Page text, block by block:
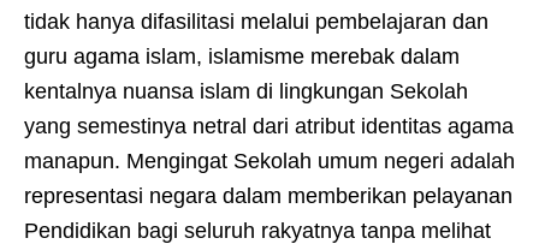
tidak hanya difasilitasi melalui pembelajaran dan
guru agama islam, islamisme merebak dalam
kentalnya nuansa islam di lingkungan Sekolah
yang semestinya netral dari atribut identitas agama
manapun. Mengingat Sekolah umum negeri adalah
representasi negara dalam memberikan pelayanan
Pendidikan bagi seluruh rakyatnya tanpa melihat